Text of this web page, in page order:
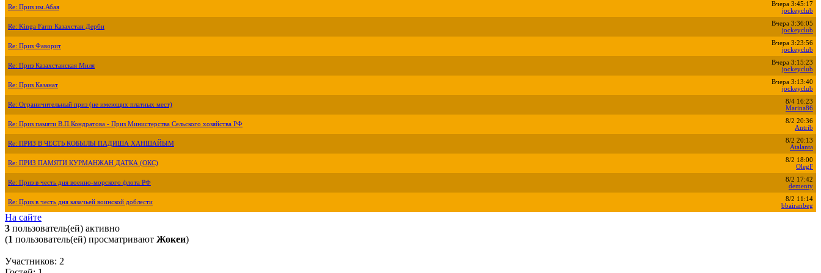
Re: Приз им.Абая
Вчера 3:45:17
jockeyclub
Re: Kinga Farm Казахстан Дерби
Вчера 3:36:05
jockeyclub
Re: Приз Фаворит
Вчера 3:23:56
jockeyclub
Re: Приз Казахстанская Миля
Вчера 3:15:23
jockeyclub
Re: Приз Казанат
Вчера 3:13:40
jockeyclub
Re: Ограничительный приз (не имеющих платных мест)
8/4 16:23
Marina86
Re: Приз памяти В.П.Кондратова - Приз Министерства Сельского хозяйства РФ
8/2 20:36
Antrib
Re: ПРИЗ В ЧЕСТЬ КОБЫЛЫ ПАДИША ХАНШАЙЫМ
8/2 20:13
Atalanta
Re: ПРИЗ ПАМЯТИ КУРМАНЖАН ДАТКА (ОКС)
8/2 18:00
OlegF
Re: Приз в честь дня военно-морского флота РФ
8/2 17:42
dementy
Re: Приз в честь дня казачьей воинской доблести
8/2 11:14
bbairanbeg
На сайте
3 пользователь(ей) активно
(1 пользователь(ей) просматривают Жокеи)
Участников: 2